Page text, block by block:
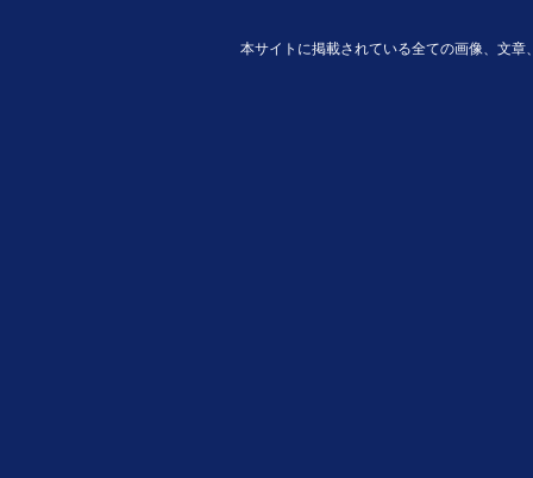
本サイトに掲載されている全ての画像、文